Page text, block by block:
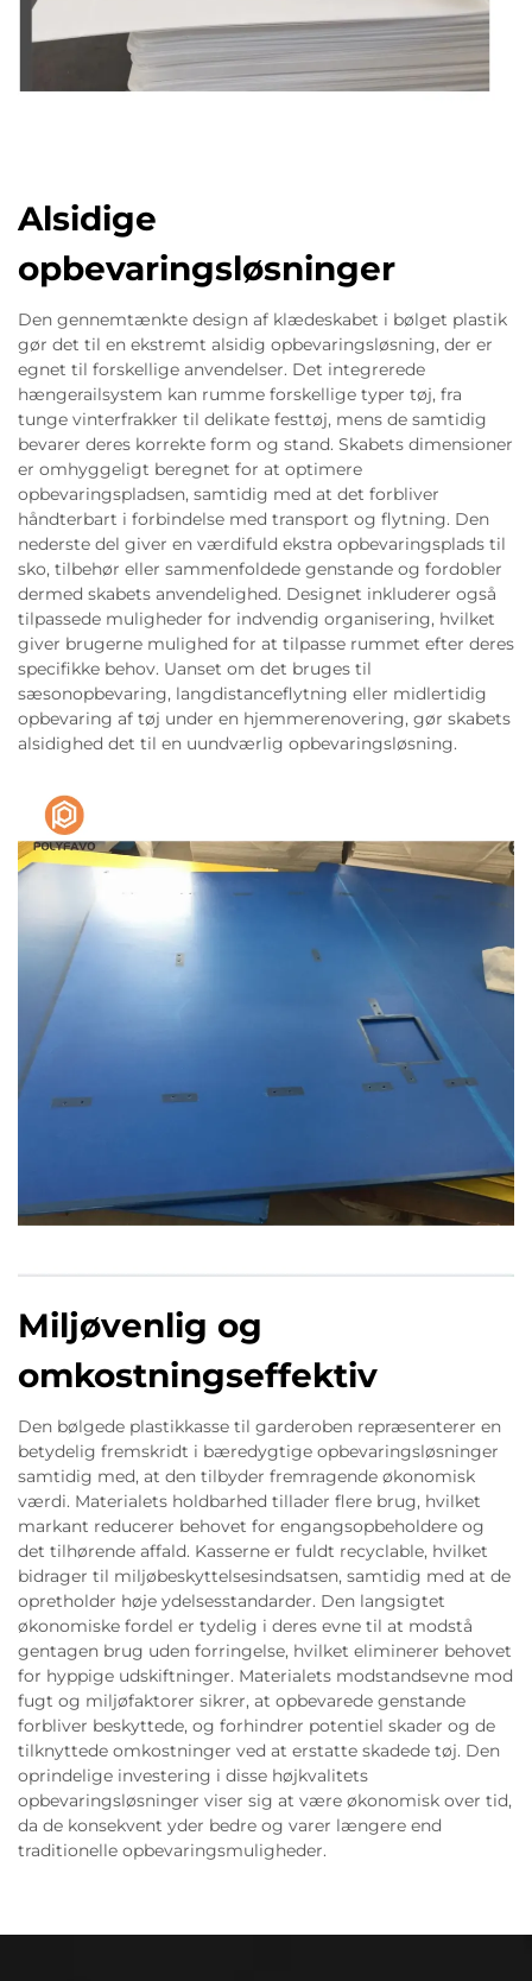
Alsidige
opbevaringsløsninger
Den gennemtænkte design af klædeskabet i bølget plastik
gør det til en ekstremt alsidig opbevaringsløsning, der er
egnet til forskellige anvendelser. Det integrerede
hængerailsystem kan rumme forskellige typer tøj, fra
tunge vinterfrakker til delikate festtøj, mens de samtidig
bevarer deres korrekte form og stand. Skabets dimensioner
er omhyggeligt beregnet for at optimere
opbevaringspladsen, samtidig med at det forbliver
håndterbart i forbindelse med transport og flytning. Den
nederste del giver en værdifuld ekstra opbevaringsplads til
sko, tilbehør eller sammenfoldede genstande og fordobler
dermed skabets anvendelighed. Designet inkluderer også
tilpassede muligheder for indvendig organisering, hvilket
giver brugerne mulighed for at tilpasse rummet efter deres
specifikke behov. Uanset om det bruges til
sæsonopbevaring, langdistanceflytning eller midlertidig
opbevaring af tøj under en hjemmerenovering, gør skabets
alsidighed det til en uundværlig opbevaringsløsning.
Miljøvenlig og
omkostningseffektiv
Den bølgede plastikkasse til garderoben repræsenterer en
betydelig fremskridt i bæredygtige opbevaringsløsninger
samtidig med, at den tilbyder fremragende økonomisk
værdi. Materialets holdbarhed tillader flere brug, hvilket
markant reducerer behovet for engangsopbeholdere og
det tilhørende affald. Kasserne er fuldt recyclable, hvilket
bidrager til miljøbeskyttelsesindsatsen, samtidig med at de
opretholder høje ydelsesstandarder. Den langsigtet
økonomiske fordel er tydelig i deres evne til at modstå
gentagen brug uden forringelse, hvilket eliminerer behovet
for hyppige udskiftninger. Materialets modstandsevne mod
fugt og miljøfaktorer sikrer, at opbevarede genstande
forbliver beskyttede, og forhindrer potentiel skader og de
tilknyttede omkostninger ved at erstatte skadede tøj. Den
oprindelige investering i disse højkvalitets
opbevaringsløsninger viser sig at være økonomisk over tid,
da de konsekvent yder bedre og varer længere end
traditionelle opbevaringsmuligheder.